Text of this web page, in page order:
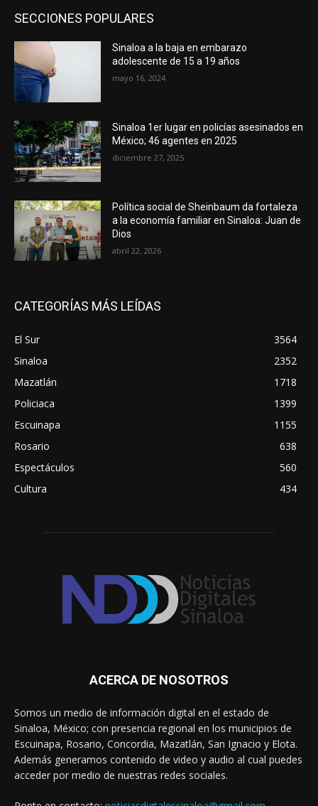
SECCIONES POPULARES
Sinaloa a la baja en embarazo
adolescente de 15 a 19 años
mayo 16, 2024
Sinaloa 1er lugar en policías asesinados en
México; 46 agentes en 2025
diciembre 27, 2025
Política social de Sheinbaum da fortaleza
a la economía familiar en Sinaloa: Juan de
Dios
abril 22, 2026
CATEGORÍAS MÁS LEÍDAS
El Sur
3564
Sinaloa
2352
Mazatlán
1718
Policiaca
1399
Escuinapa
1155
Rosario
638
Espectáculos
560
Cultura
434
ACERCA DE NOSOTROS
Somos un medio de información digital en el estado de
Sinaloa, México; con presencia regional en los municipios de
Escuinapa, Rosario, Concordia, Mazatlán, San Ignacio y Elota.
Además generamos contenido de video y audio al cual puedes
acceder por medio de nuestras redes sociales.